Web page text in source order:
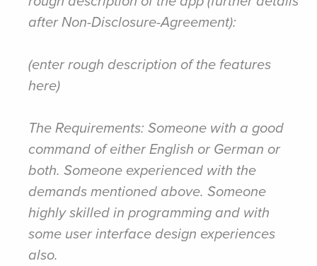
after Non-Disclosure-Agreement):
(enter rough description of the features
here)
The Requirements: Someone with a good
command of either English or German or
both. Someone experienced with the
demands mentioned above. Someone
highly skilled in programming and with
some user interface design experiences
also.